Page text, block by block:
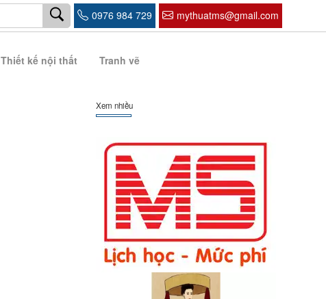
0976 984 729 mythuatms@gmail.com
Thiết kế nội thất Tranh vẽ
Xem nhiều